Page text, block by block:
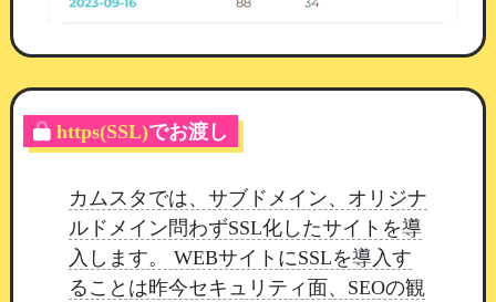
すでに公開中のホームページでは、マイページの
設定を一度開いて保存してください。
いる並び順に新しいブロックが含まれていないた
ージ編集のマイページから、表示・非表示と並び
順を設定できます。
今後も、安全で運用しやすい機能改善を継続して
https(SSL)でお渡し
カムスタでは、サブドメイン、オリジナ
ルドメイン問わずSSL化したサイトを導
入します。 WEBサイトにSSLを導入す
ることは昨今セキュリティ面、SEOの観